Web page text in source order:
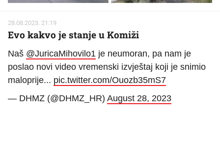
28.08.2023. 21:19
Evo kakvo je stanje u Komiži
Naš @JuricaMihovilo1 je neumoran, pa nam je
poslao novi video vremenski izvještaj koji je snimio
maloprije... pic.twitter.com/Ouozb35mS7
— DHMZ (@DHMZ_HR) August 28, 2023